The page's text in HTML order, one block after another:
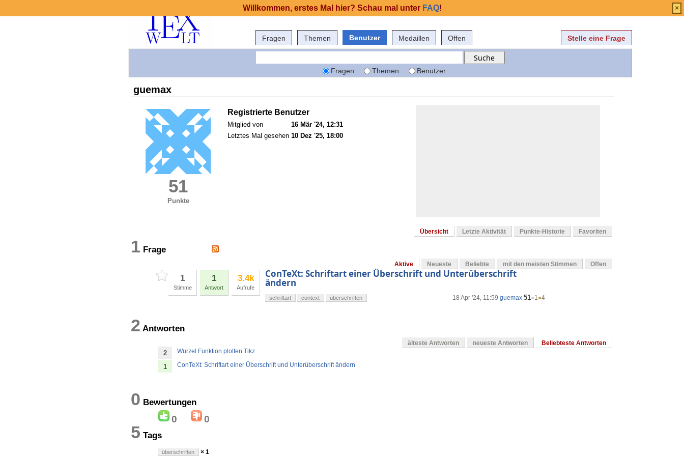
Fragen Themen Benutzer Medaillen Offen Stelle eine Frage
Fragen Themen Benutzer
guemax
51
Punkte
Registrierte Benutzer
Mitglied von
16 Mär '24, 12:31
Letztes Mal gesehen 10 Dez '25, 18:00
Übersicht Letzte Aktivität Punkte-Historie Favoriten
1 Frage
Aktive Neueste Beliebte mit den meisten Stimmen Offen
1
Stimme
1
Antwort
3.4k
Aufrufe
ConTeXt: Schriftart einer Überschrift und Unterüberschrift
ändern
18 Apr '24, 11:59 guemax 51●1●4
schriftart context überschriften
2 Antworten
älteste Antworten neueste Antworten Beliebteste Antworten
2 Wurzel Funktion plotten Tikz
1 ConTeXt: Schriftart einer Überschrift und Unterüberschrift ändern
0 Bewertungen
0 0
5 Tags
überschriften × 1
Willkommen, erstes Mal hier? Schau mal unter FAQ! ×